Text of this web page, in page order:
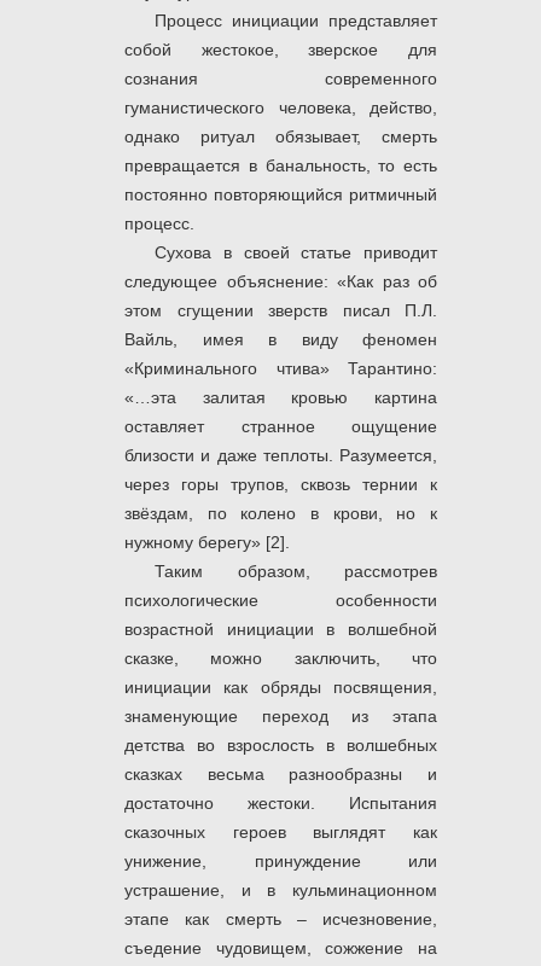
Процесс инициации представляет
собой жестокое, зверское для
сознания современного
гуманистического человека, действо,
однако ритуал обязывает, смерть
превращается в банальность, то есть
постоянно повторяющийся ритмичный
процесс.
Сухова в своей статье приводит
следующее объяснение: «Как раз об
этом сгущении зверств писал П.Л.
Вайль, имея в виду феномен
«Криминального чтива» Тарантино:
«…эта залитая кровью картина
оставляет странное ощущение
близости и даже теплоты. Разумеется,
через горы трупов, сквозь тернии к
звёздам, по колено в крови, но к
нужному берегу» [2].
Таким образом, рассмотрев
психологические особенности
возрастной инициации в волшебной
сказке, можно заключить, что
инициации как обряды посвящения,
знаменующие переход из этапа
детства во взрослость в волшебных
сказках весьма разнообразны и
достаточно жестоки. Испытания
сказочных героев выглядят как
унижение, принуждение или
устрашение, и в кульминационном
этапе как смерть – исчезновение,
съедение чудовищем, сожжение на